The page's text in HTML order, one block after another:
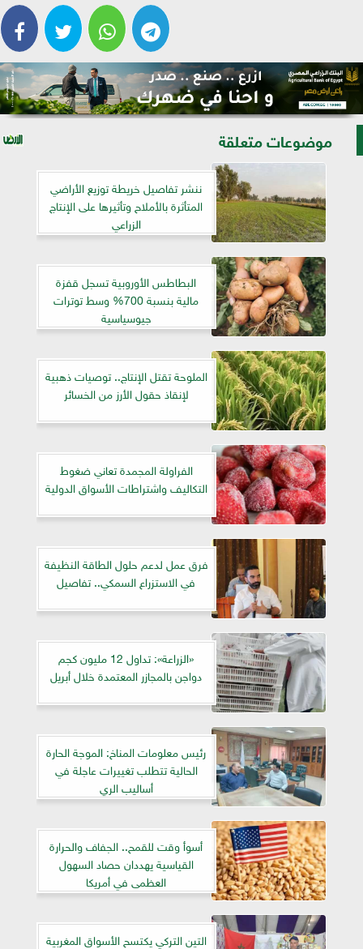
موضوعات متعلقة
ننشر تفاصيل خريطة توزيع الأراضي
المتأثرة بالأملاح وتأثيرها على الإنتاج
الزراعي
البطاطس الأوروبية تسجل قفزة
مالية بنسبة 700% وسط توترات
جيوسياسية
الملوحة تقتل الإنتاج.. توصيات ذهبية
لإنقاذ حقول الأرز من الخسائر
الفراولة المجمدة تعاني ضغوط
التكاليف واشتراطات الأسواق الدولية
فرق عمل لدعم حلول الطاقة النظيفة
في الاستزراع السمكي.. تفاصيل
«الزراعة»: تداول 12 مليون كجم
دواجن بالمجازر المعتمدة خلال أبريل
رئيس معلومات المناخ: الموجة الحارة
الحالية تتطلب تغييرات عاجلة في
أساليب الري
أسوأ وقت للقمح.. الجفاف والحرارة
القياسية يهددان حصاد السهول
العظمى في أمريكا
التين التركي يكتسح الأسواق المغربية